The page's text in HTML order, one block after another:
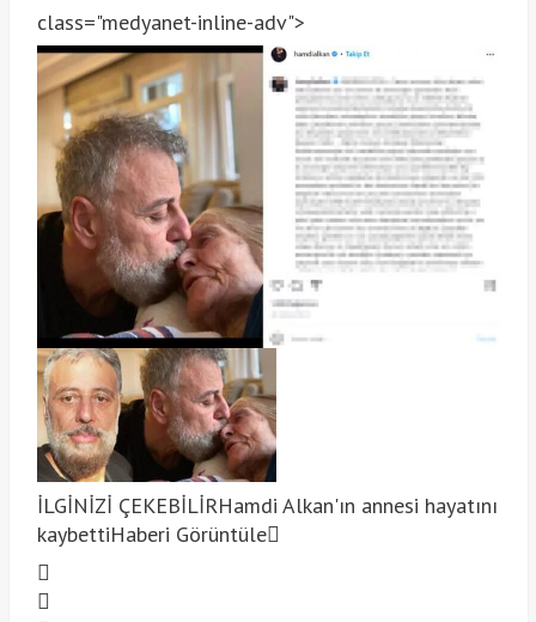
class="medyanet-inline-adv">
İLGİNİZİ ÇEKEBİLİRHamdi Alkan'ın annesi hayatını
kaybettiHaberi Görüntüle